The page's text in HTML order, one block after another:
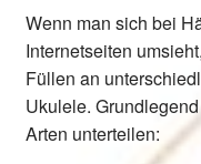
Stimmtöne zum
links oder rechts?
Wenn man sich bei
Internetseiten
Füllen an
Ukulele.
Arten unterteilen: